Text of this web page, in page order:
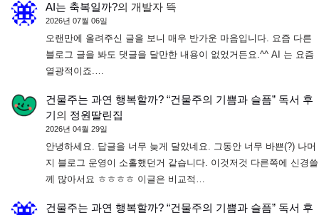
AI는 축복일까?의 개발자 뜩
2026년 07월 06일
오랜만에 올려주신 글을 보니 매우 반가운 마음입니다. 요즘 다른
블로그 글을 봐도 댓글을 달만한 내용이 없었거든요.^^ AI 는 요즘
열광적이죠.…
건물주는 과연 행복할까? “건물주의 기쁨과 슬픔” 독서 후
기의 정원딸린집
2026년 04월 29일
안녕하세요. 답글을 너무 늦게 달았네요. 그동안 너무 바쁜(?) 나머
지 블로그 운영이 소홀했던거 같습니다. 이것저것 다른쪽에 신경쓸
께 많아서요 ㅎㅎㅎㅎ 이글은 비교적…
건물주는 과연 행복할까? “건물주의 기쁨과 슬픔” 독서 후